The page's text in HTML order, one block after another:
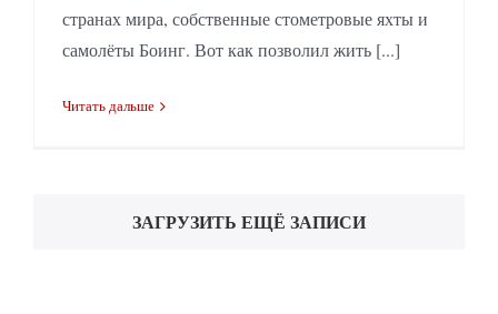
странах мира, собственные стометровые яхты и
самолёты Боинг. Вот как позволил жить [...]
Читать дальше
ЗАГРУЗИТЬ ЕЩЁ ЗАПИСИ